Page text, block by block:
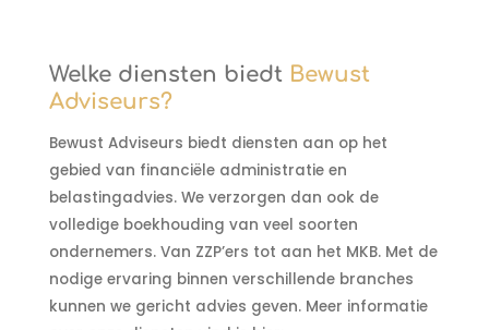
Welke diensten biedt Bewust
Adviseurs?
Bewust Adviseurs biedt diensten aan op het
gebied van financiële administratie en
belastingadvies. We verzorgen dan ook de
volledige boekhouding van veel soorten
ondernemers. Van ZZP’ers tot aan het MKB. Met de
nodige ervaring binnen verschillende branches
kunnen we gericht advies geven. Meer informatie